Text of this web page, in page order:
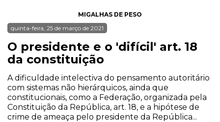
MIGALHAS DE PESO
quinta-feira, 25 de março de 2021
O presidente e o 'difícil' art. 18
da constituição
A dificuldade intelectiva do pensamento autoritário
com sistemas não hierárquicos, ainda que
constitucionais, como a Federação, organizada pela
Constituição da República, art. 18, e a hipótese de
crime de ameaça pelo presidente da República...